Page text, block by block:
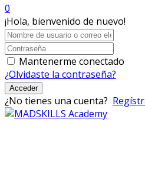
0
¡Hola, bienvenido de nuevo!
Mantenerme conectado
¿Olvidaste la contraseña?
Acceder
¿No tienes una cuenta?